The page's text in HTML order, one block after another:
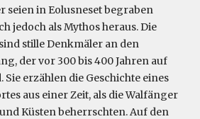
seien in Eolusneset begraben
jedoch als Mythos heraus. Die
stille Denkmäler an den
der vor 300 bis 400 Jahren auf
erzählen die Geschichte eines
aus einer Zeit, als die Walfänger
Küsten beherrschten. Auf den